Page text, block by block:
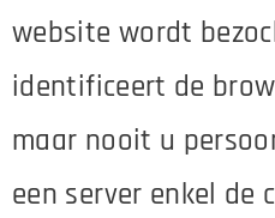
website wordt
identificeert de
maar nooit u
een server enkel de